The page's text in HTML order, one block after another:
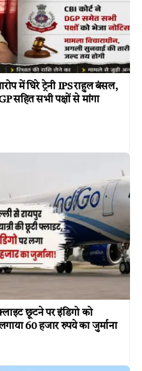
में घिरे ट्रेनी IPS राहुल बंसल,
सहित सभी पक्षों से मांगा
छूटने पर इंडिगो को
60 हजार रुपये का जुर्माना